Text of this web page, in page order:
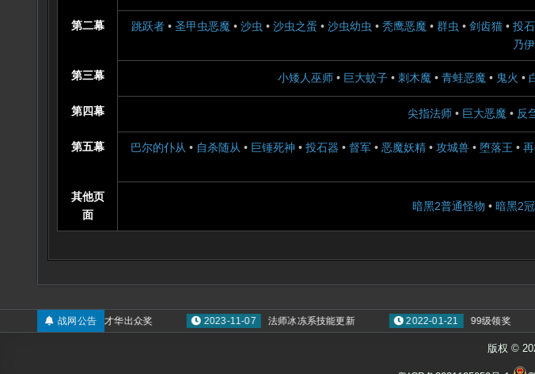
第二幕 跳跃者• 圣甲虫恶魔 • 沙虫 • 沙虫之蛋 • 沙虫幼虫 • 秃鹰恶魔 • 群虫 • 剑齿猫• 投
乃
第三幕 小矮人巫师• 巨大蚊子• 刺木魔 • 青蛙恶魔 • 鬼火 •
第四幕 尖指法师• 巨大恶魔 • 反
第五幕 巴尔的仆从 • 自杀随从 • 巨锤死神 • 投石器 • 督军 • 恶魔妖精 • 攻城兽 • 堕落王 •
其他页
面
暗黑2普通怪物 • 暗黑2
战网公告
2024-11-07 才华出众奖 2023-11-07 法师冰冻系技能更新 2022-01-21 99级领奖
版权 ©